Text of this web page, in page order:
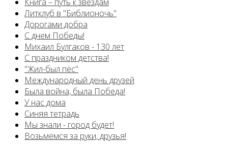
Литклуб в "Библионочь"
Дорогами добра
С днем Победы!
Михаил Булгаков - 130 лет
С праздником детства!
"Жил-был пёс"
Международный день друзей
Была война, была Победа!
У нас дома
Синяя тетрадь
Мы знали - город будет!
Возьмёмся за руки, друзья!